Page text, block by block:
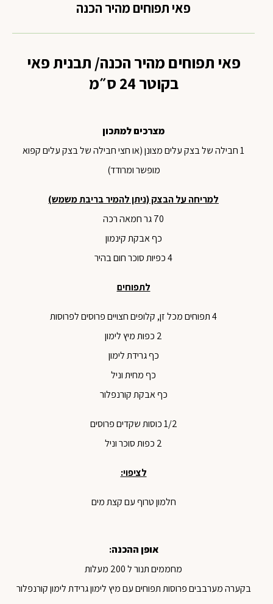
פאי תפוחים מהיר הכנה
פאי תפוחים מהיר הכנה/ תבנית פאי
בקוטר 24 ס״מ
מצרכים למתכון
1 חבילה של בצק עלים מצונן (או חצי חבילה של בצק עלים קפוא
מופשר ומרודד)
למריחה על הבצק (ניתן להמיר בריבת משמש)
70 גר חמאה רכה
כף אבקת קינמון
4 כפיות סוכר חום בהיר
לתפוחים
4 תפוחים מכל זן, קלופים חצויים פרוסים לפרוסות
2 כפות מיץ לימון
כף גרידת לימון
כף מחית וניל
כף אבקת קורנפלור
1/2 כוסות שקדים פרוסים
2 כפות סוכר וניל
לציפוי:
חלמון טרוף עם קצת מים
אופן ההכנה:
מחממים תנור ל 200 מעלות
בקערה מערבבים פרוסות תפוחים עם מיץ לימון גרידת לימון קורנפלור